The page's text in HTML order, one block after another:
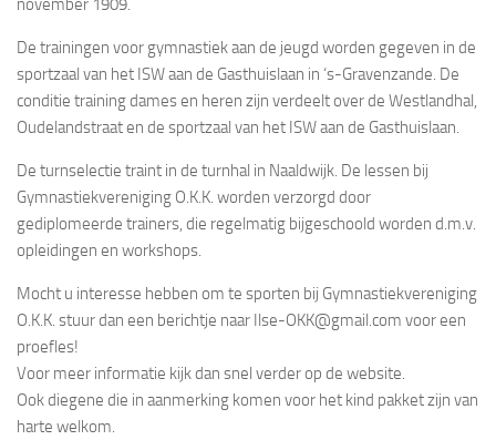
november 1909.
De trainingen voor gymnastiek aan de jeugd worden gegeven in de
sportzaal van het ISW aan de Gasthuislaan in ‘s-Gravenzande. De
conditie training dames en heren zijn verdeelt over de Westlandhal,
Oudelandstraat en de sportzaal van het ISW aan de Gasthuislaan.
De turnselectie traint in de turnhal in Naaldwijk. De lessen bij
Gymnastiekvereniging O.K.K. worden verzorgd door
gediplomeerde trainers, die regelmatig bijgeschoold worden d.m.v.
opleidingen en workshops.
Mocht u interesse hebben om te sporten bij Gymnastiekvereniging
O.K.K. stuur dan een berichtje naar Ilse-OKK@gmail.com voor een
proefles!
Voor meer informatie kijk dan snel verder op de website.
Ook diegene die in aanmerking komen voor het kind pakket zijn van
harte welkom.